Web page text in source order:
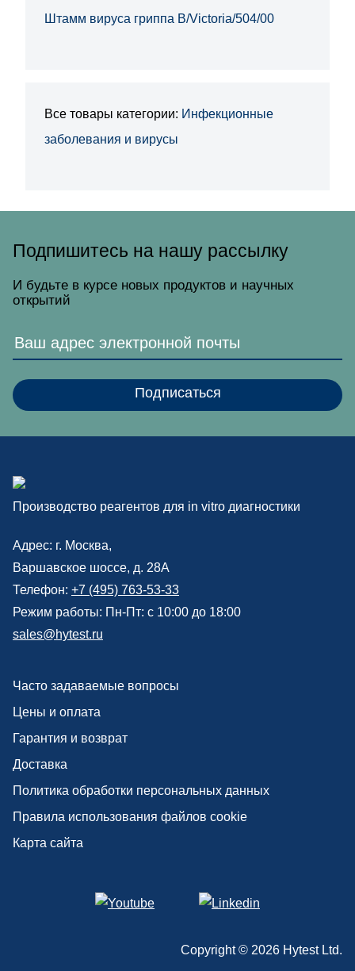
Штамм вируса гриппа B/Victoria/504/00
Все товары категории: Инфекционные
заболевания и вирусы
Подпишитесь на нашу рассылку
И будьте в курсе новых продуктов и научных
открытий
Производство реагентов для in vitro диагностики
Адрес: г. Москва,
Варшавское шоссе, д. 28А
Телефон: +7 (495) 763-53-33
Режим работы: Пн-Пт: с 10:00 до 18:00
sales@hytest.ru
Часто задаваемые вопросы
Цены и оплата
Гарантия и возврат
Доставка
Политика обработки персональных данных
Правила использования файлов cookie
Карта сайта
Copyright © 2026 Hytest Ltd.